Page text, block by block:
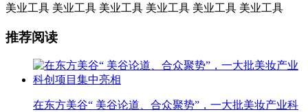
美业工具 美业工具 美业工具 美业工具 美业工具 美业工具
推荐阅读
在东方美谷“ 美谷论道、合众聚势”，一大批美妆产业科